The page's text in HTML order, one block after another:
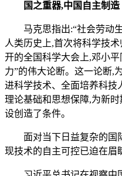
国之重器,中国自主制造
马克思指出:“社会劳动生
人类历史上,首次将科学技
开的全国科学大会上,邓小
力”的伟大论断。这一论断,
进科学技术、全面培养科技
理论基础和思想保障,为新
设创造了条件。
面对当下日益复杂的国
现技术的自主可控已迫在眉